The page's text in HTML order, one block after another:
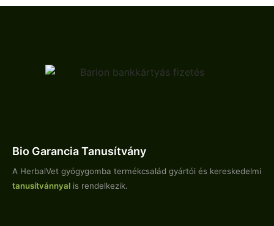
Bio Garancia Tanusítvány
A HerbalVet gyógygomba termékcsalád gyártói és kereskedelmi
tanusítvánnyal is rendelkezik.